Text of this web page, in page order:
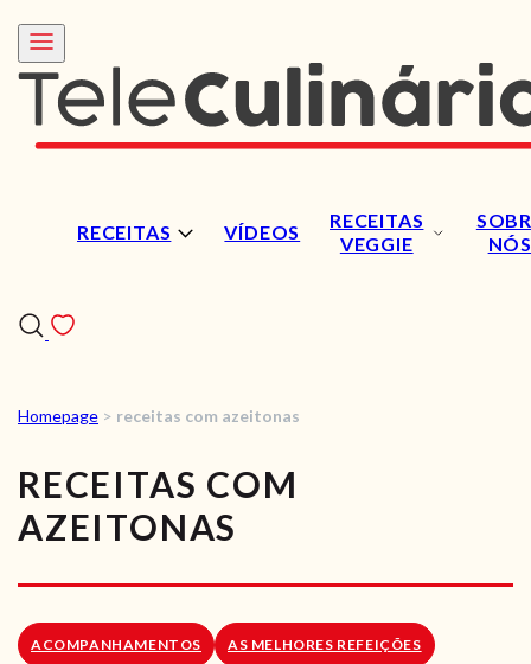
RECEITAS VÍDEOS
RECEITAS
VEGGIE
NÓS
RECEITAS
VÍDEOS
RECEITAS VEGGIE
Homepage > receitas com azeitonas
RECEITAS COM
AZEITONAS
ACOMPANHAMENTOS AS MELHORES REFEIÇÕES